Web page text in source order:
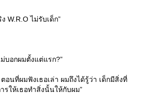
W.R.O ไม่รับเด็ก”
บอกผมตั้งแต่แรก?”
อนที่ผมฟังเธอเล่า ผมถึงได้รู้ว่า เด็กมีสิ่งที่
รให้เธอทำสิ่งนั้นให้กับผม”